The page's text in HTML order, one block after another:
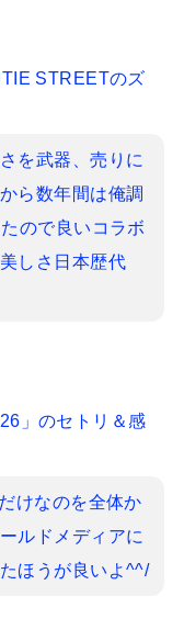
STREETのズ
を武器、売りに
ら数年間は俺調
ので良いコラボ
しさ日本歴代
」のセトリ＆感
けなのを全体か
ルドメディアに
ほうが良いよ^^/